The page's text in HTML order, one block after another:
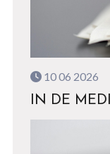
10 06 2026
IN DE